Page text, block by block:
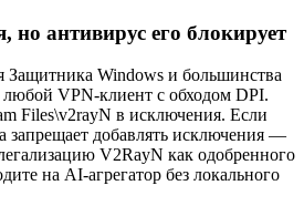
но антивирус его блокирует
Защитника Windows и большинства
VPN-клиент с обходом DPI.
Files\v2rayN в исключения. Если
запрещает добавлять исключения —
V2RayN как одобренного
на AI-агрегатор без локального